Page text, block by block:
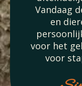
Vandaag
en
voor het
voor